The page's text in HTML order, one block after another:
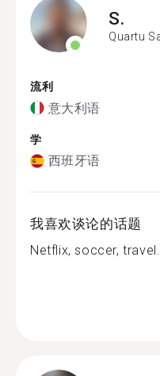
S.
Quartu
流利
意大利语
学
西班牙语
我喜欢谈论的话题
Netflix, soccer,